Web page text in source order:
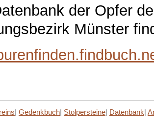
der Opfer
Münster
| Gedenkbuch| Stolpersteine| Datenbank|